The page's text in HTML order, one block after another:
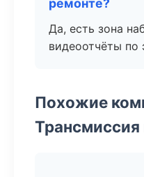
ремонте?
Да, есть зона
видеоотчёты по
Похожие
Трансмиссия